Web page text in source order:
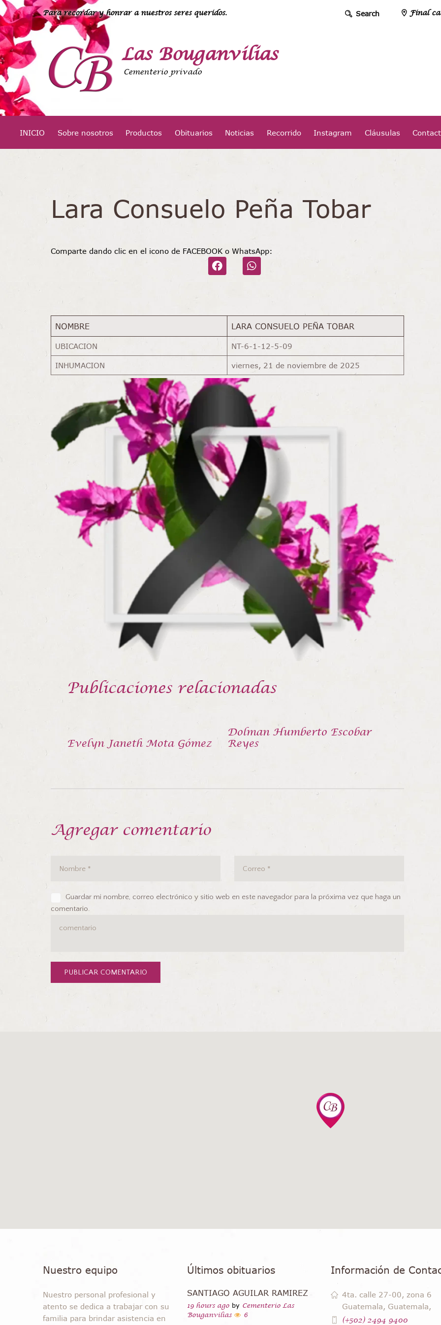
Para recordar y honrar a nuestros seres queridos. Final
Las Bouganvilias
Cementerio privado
INICIO Sobre nosotros Productos Obituarios Noticias Recorrido Instagram Cláusulas
Lara Consuelo Peña Tobar
Comparte dando clic en el icono de FACEBOOK o WhatsApp:
NOMBRE LARA CONSUELO PEÑA TOBAR
UBICACION NT-6-1-12-5-09
INHUMACION viernes, 21 de noviembre de 2025
Publicaciones relacionadas
Evelyn Janeth Mota Gómez
Dolman Humberto Escobar
Reyes
Agregar comentario
Guardar mi nombre, correo electrónico y sitio web en este navegador para la próxima vez que haga un
comentario.
Nuestro equipo
Nuestro personal profesional y
atento se dedica a trabajar con su
familia para brindar asistencia en
Últimos obituarios
SANTIAGO AGUILAR RAMIREZ
19 hours ago by Cementerio Las
Bouganvilias
6
Información de
4ta. calle 27-00, zona 6
Guatemala, Guatemala,
(+502) 2494 9400